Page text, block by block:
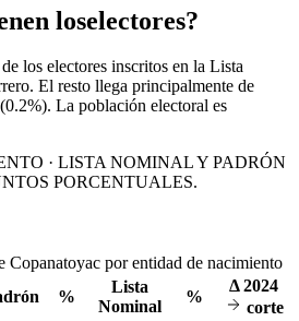
loselectores?
de los electores inscritos en la Lista
. El resto llega principalmente de
(0.2%). La población electoral es
· LISTA NOMINAL Y PADRÓN
PORCENTUALES.
Copanatoyac por entidad de nacimiento
%
Lista
Nominal
%
Δ2024
corte